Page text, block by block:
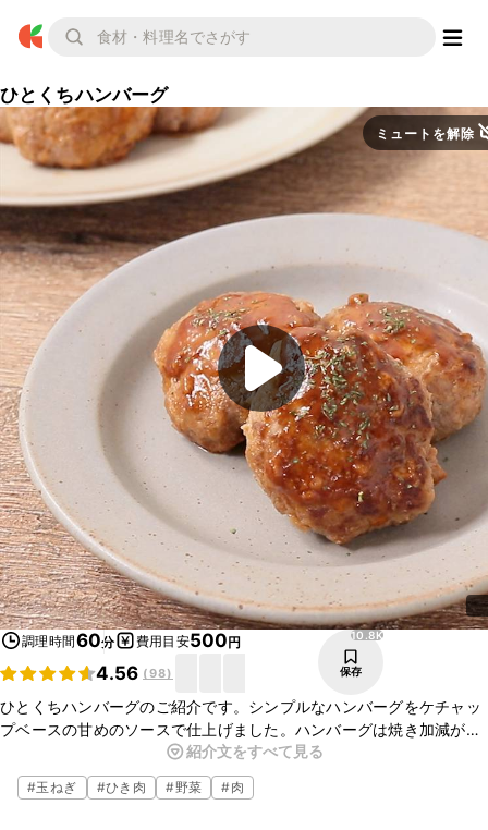
ひとくちハンバーグ
ミュートを解除
調理時間60分 費用目安500円
4.56 (98)
10.8K
保存
ひとくちハンバーグのご紹介です。シンプルなハンバーグをケチャッ
プベースの甘めのソースで仕上げました。ハンバーグは焼き加減が難
しいですが、ひとくちサイズなら失敗も少ないですよ。ぜひ作ってみ
てくださいね。
紹介文をすべて見る
#玉ねぎ #ひき肉 #野菜 #肉